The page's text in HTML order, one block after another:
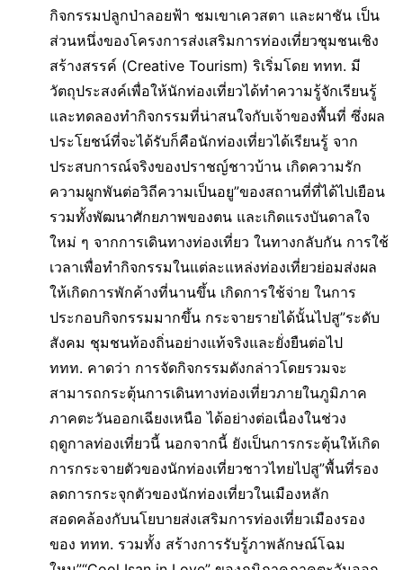
กิจกรรมปลูกป่าลอยฟ้า ชมเขาเควสตา และผาชัน เป็น
ส่วนหนึ่งของโครงการส่งเสริมการท่องเที่ยวชุมชนเชิง
สร้างสรรค์ (Creative Tourism) ริเริ่มโดย ททท. มี
วัตถุประสงค์เพื่อให้นักท่องเที่ยวได้ทำความรู้จักเรียนรู้
และทดลองทำกิจกรรมที่น่าสนใจกับเจ้าของพื้นที่ ซึ่งผล
ประโยชน์ที่จะได้รับก็คือนักท่องเที่ยวได้เรียนรู้ จาก
ประสบการณ์จริงของปราชญ์ชาวบ้าน เกิดความรัก
ความผูกพันต่อวิถีความเป็นอยู”ของสถานที่ที่ได้ไปเยือน
รวมทั้งพัฒนาศักยภาพของตน และเกิดแรงบันดาลใจ
ใหม่ ๆ จากการเดินทางท่องเที่ยว ในทางกลับกัน การใช้
เวลาเพื่อทำกิจกรรมในแต่ละแหล่งท่องเที่ยวย่อมส่งผล
ให้เกิดการพักค้างที่นานขึ้น เกิดการใช้จ่าย ในการ
ประกอบกิจกรรมมากขึ้น กระจายรายได้นั้นไปสู”ระดับ
สังคม ชุมชนท้องถิ่นอย่างแท้จริงและยั่งยืนต่อไป
ททท. คาดว่า การจัดกิจกรรมดังกล่าวโดยรวมจะ
สามารถกระตุ้นการเดินทางท่องเที่ยวภายในภูมิภาค
ภาคตะวันออกเฉียงเหนือ ได้อย่างต่อเนื่องในช่วง
ฤดูกาลท่องเที่ยวนี้ นอกจากนี้ ยังเป็นการกระตุ้นให้เกิด
การกระจายตัวของนักท่องเที่ยวชาวไทยไปสู”พื้นที่รอง
ลดการกระจุกตัวของนักท่องเที่ยวในเมืองหลัก
สอดคล้องกับนโยบายส่งเสริมการท่องเที่ยวเมืองรอง
ของ ททท. รวมทั้ง สร้างการรับรู้ภาพลักษณ์โฉม